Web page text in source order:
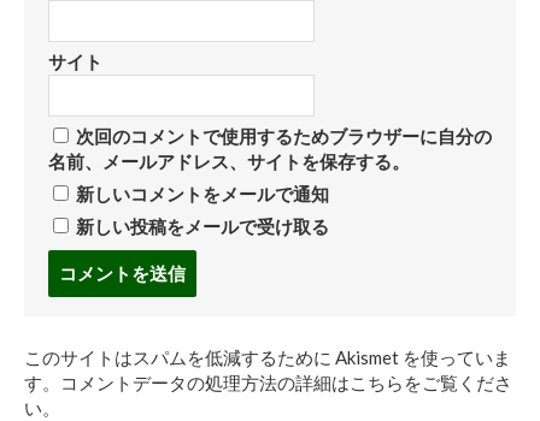
サイト
次回のコメントで使用するためブラウザーに自分の
名前、メールアドレス、サイトを保存する。
新しいコメントをメールで通知
新しい投稿をメールで受け取る
す
る
このサイトはスパムを低減するために Akismet を使っていま
す。
コメントデータの処理方法の詳細はこちらをご覧くださ
い。